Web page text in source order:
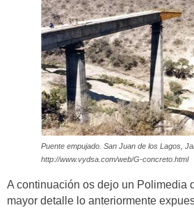
Puente empujado. San Juan de los Lagos,
http://www.vydsa.com/web/G-concreto.html
A continuación os dejo un Polimedia
mayor detalle lo anteriormente